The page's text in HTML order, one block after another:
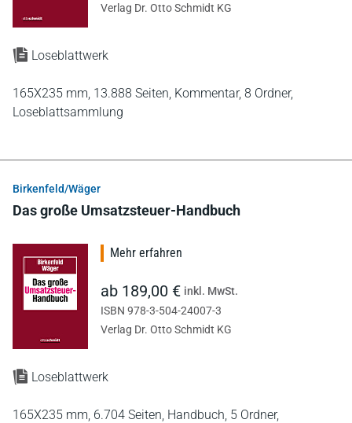
Loseblattwerk
165X235 mm, 13.888 Seiten, Kommentar, 8 Ordner,
Loseblattsammlung
Verlag Dr. Otto Schmidt KG
Birkenfeld/Wäger
Das große Umsatzsteuer-Handbuch
Loseblattwerk
165X235 mm, 6.704 Seiten, Handbuch, 5 Ordner,
Mehr erfahren
ab 189,00 € inkl. MwSt.
ISBN 978-3-504-24007-3
Verlag Dr. Otto Schmidt KG